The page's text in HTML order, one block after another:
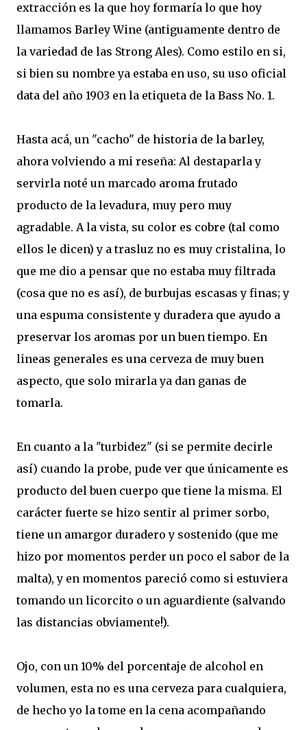
extracción es la que hoy formaría lo que hoy
llamamos BarleyWine (antiguamente dentro de
la variedad de las Strong Ales). Como estilo en si,
si bien su nombre ya estaba en uso, su uso oficial
data del año 1903 en la etiqueta de la Bass No. 1.
Hasta acá, un "cacho" de historia de labarley,
ahora volviendo a mi reseña: Al destaparla y
servirla noté un marcado aroma frutado
producto de la levadura, muy pero muy
agradable. A la vista, su color es cobre (tal como
ellos le dicen) y a trasluz no es muy cristalina, lo
que me dio a pensar que no estaba muy filtrada
(cosa que no es así), de burbujas escasas y finas; y
una espuma consistente y duradera que ayudo a
preservar los aromas por un buen tiempo. En
lineas generales es una cerveza de muy buen
aspecto, que solo mirarla ya dan ganas de
tomarla.
En cuanto a la "turbidez" (si se permite decirle
así) cuando la probe, pude ver que únicamente es
producto del buen cuerpo que tiene la misma. El
carácter fuerte se hizo sentir al primer sorbo,
tiene un amargor duradero y sostenido (que me
hizo por momentos perder un poco el sabor de la
malta), y en momentos pareció como si estuviera
tomando un licorcito o un aguardiente (salvando
las distancias obviamente!).
Ojo, con un 10% del porcentaje de alcohol en
volumen, esta no es una cerveza para cualquiera,
de hecho yo la tome en la cena acompañando